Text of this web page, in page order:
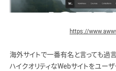
https://
海外サイトで一番有名と言っても過
ハイクオリティなWebサイトをユーザ